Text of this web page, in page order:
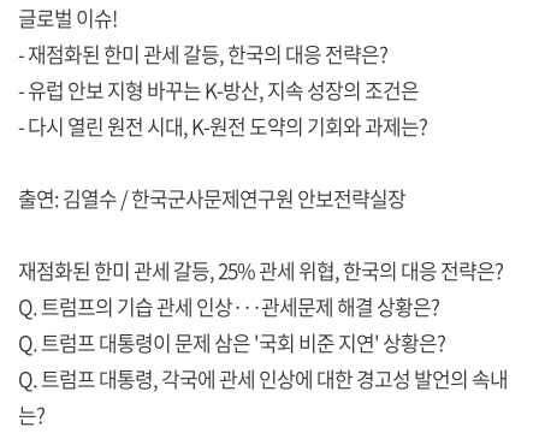
글로벌 이슈!
- 재점화된 한미 관세 갈등, 한국의 대응 전략은?
- 유럽 안보 지형 바꾸는 K-방산, 지속 성장의 조건은
- 다시 열린 원전 시대, K-원전 도약의 기회와 과제는?
출연: 김열수 / 한국군사문제연구원 안보전략실장
재점화된 한미 관세 갈등, 25% 관세 위협, 한국의 대응 전략은?
Q. 트럼프의 기습 관세 인상···관세문제 해결 상황은?
Q. 트럼프 대통령이 문제 삼은 '국회 비준 지연' 상황은?
Q. 트럼프 대통령, 각국에 관세 인상에 대한 경고성 발언의 속내
는?